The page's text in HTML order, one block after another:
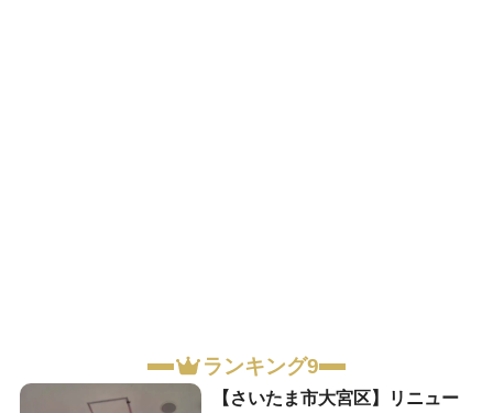
ランキング9
【さいたま市大宮区】リニュー